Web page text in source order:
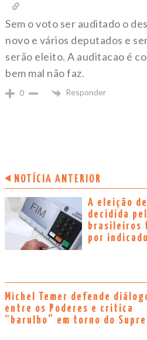
Sem o voto ser auditado o
novo e vários deputados e
serão eleito. A auditacao é
bem mal não faz.
0 Responder
NOTÍCIA ANTERIOR
A eleição
decidida
brasileiros
por
Michel Temer defende
entre os Poderes e critica
“barulho” em torno do